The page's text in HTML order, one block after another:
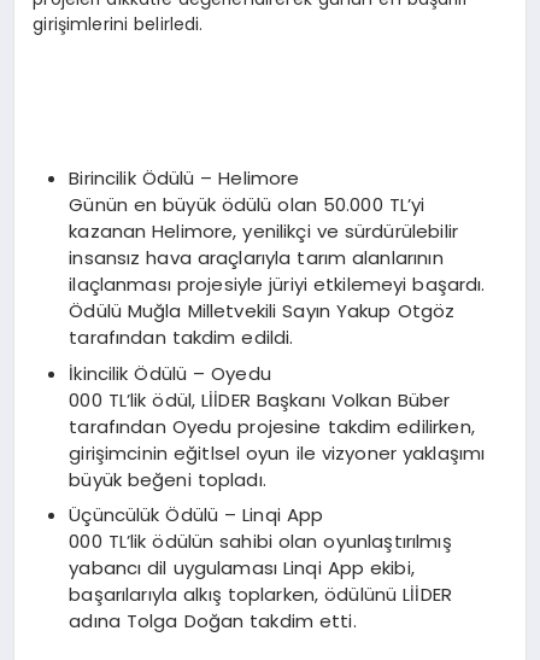
girişimlerini belirledi.
Birincilik Ödülü – Helimore
Günün en büyük ödülü olan 50.000 TL’yi
kazanan Helimore, yenilikçi ve sürdürülebilir
insansız hava araçlarıyla tarım alanlarının
ilaçlanması projesiyle jüriyi etkilemeyi başardı.
Ödülü Muğla Milletvekili Sayın Yakup Otgöz
tarafından takdim edildi.
İkincilik Ödülü – Oyedu
000 TL’lik ödül, LİİDER Başkanı Volkan Büber
tarafından Oyedu projesine takdim edilirken,
girişimcinin eğitlsel oyun ile vizyoner yaklaşımı
büyük beğeni topladı.
Üçüncülük Ödülü – Linqi App
000 TL’lik ödülün sahibi olan oyunlaştırılmış
yabancı dil uygulaması Linqi App ekibi,
başarılarıyla alkış toplarken, ödülünü LİİDER
adına Tolga Doğan takdim etti.